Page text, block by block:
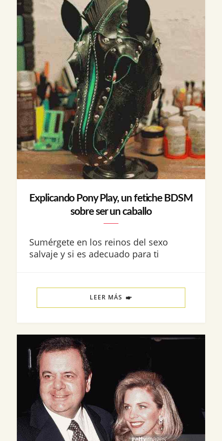
Explicando Pony Play, un fetiche BDSM
sobre ser un caballo
Sumérgete en los reinos del sexo
salvaje y si es adecuado para ti
LEER MÁS